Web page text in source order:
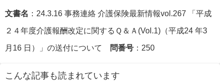
文書名 ：24.3.16 事務連絡 介護保険最新情報vol.267 「平成
２４年度介護報酬改定に関するＱ＆Ａ(Vol.1)（平成24 年3
月16 日）」の送付について 問番号 ：250
こんな記事も読まれています